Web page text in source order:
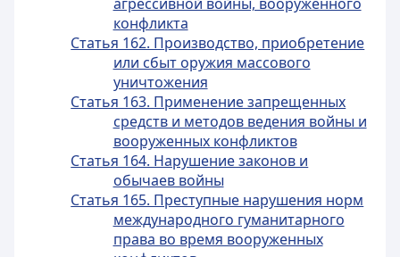
конфликта
Статья 162. Производство, приобретение
или сбыт оружия массового
уничтожения
Статья 163. Применение запрещенных
средств и методов ведения войны и
вооруженных конфликтов
Статья 164. Нарушение законов и
обычаев войны
Статья 165. Преступные нарушения норм
международного гуманитарного
права во время вооруженных